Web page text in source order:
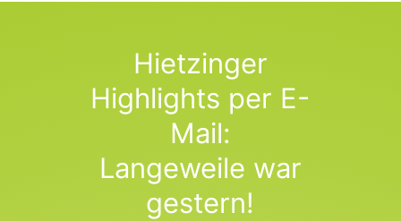
Hietzinger
Highlights per E-
Mail:
Langeweile war
gestern!